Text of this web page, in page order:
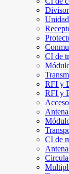
CI de
RFI y
RFI y
CI de